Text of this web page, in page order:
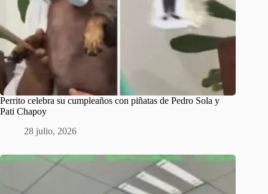
Perrito celebra su cumpleaños con piñatas de Pedro Sola y
Pati Chapoy
28 julio, 2026